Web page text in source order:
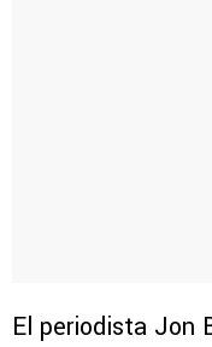
El periodista Jon